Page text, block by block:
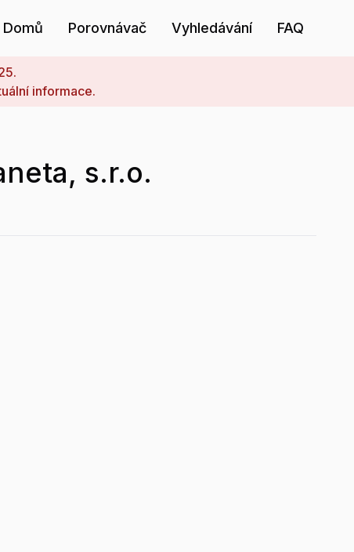
Domů Porovnávač Vyhledávání FAQ
informace.
s.r.o.